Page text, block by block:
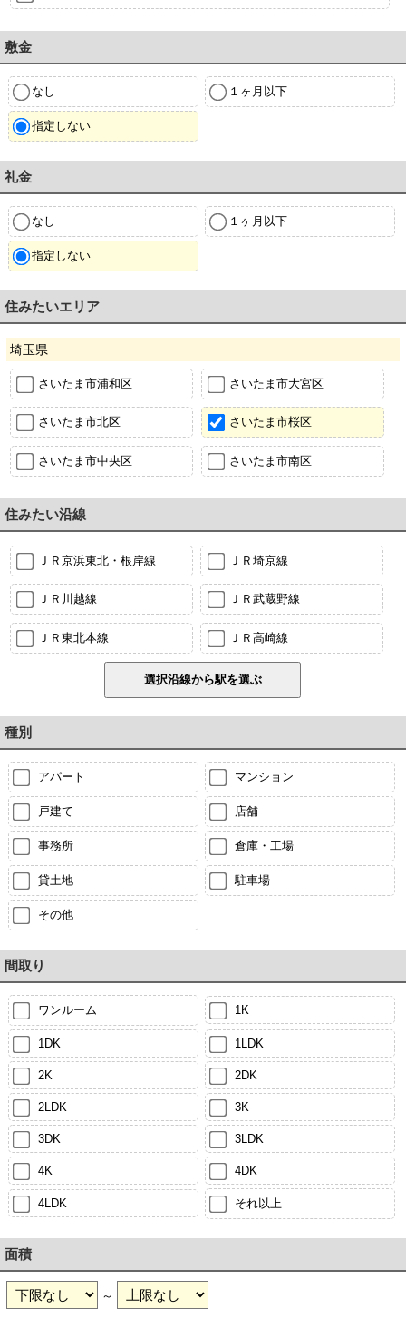
敷金
なし １ヶ月以下
指定しない
礼金
なし １ヶ月以下
指定しない
住みたいエリア
埼玉県
さいたま市浦和区 さいたま市大宮区
さいたま市北区 さいたま市桜区
さいたま市中央区 さいたま市南区
住みたい沿線
ＪＲ京浜東北・根岸線 ＪＲ埼京線
ＪＲ川越線 ＪＲ武蔵野線
ＪＲ東北本線 ＪＲ高崎線
種別
アパート マンション
戸建て 店舗
事務所 倉庫・工場
貸土地 駐車場
その他
間取り
ワンルーム 1K
1DK 1LDK
2K 2DK
2LDK 3K
3DK 3LDK
4K 4DK
4LDK それ以上
面積
～